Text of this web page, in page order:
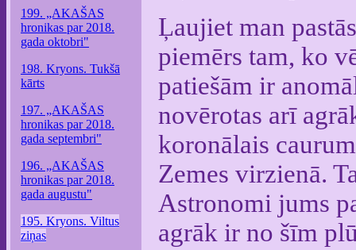
199. „AKAŠAS
hronikas par 2018.
gada oktobri"
198. Kryons. Tukšā
kārts
197. „AKAŠAS
hronikas par 2018.
gada septembri"
196. „AKAŠAS
hronikas par 2018.
gada augustu"
195. Kryons. Viltus
ziņas
Ļaujiet man
piemērs tam, ko
patiešām ir
novērotas arī
koronālais
Zemes virzienā.
Astronomi jums
agrāk ir no šīm